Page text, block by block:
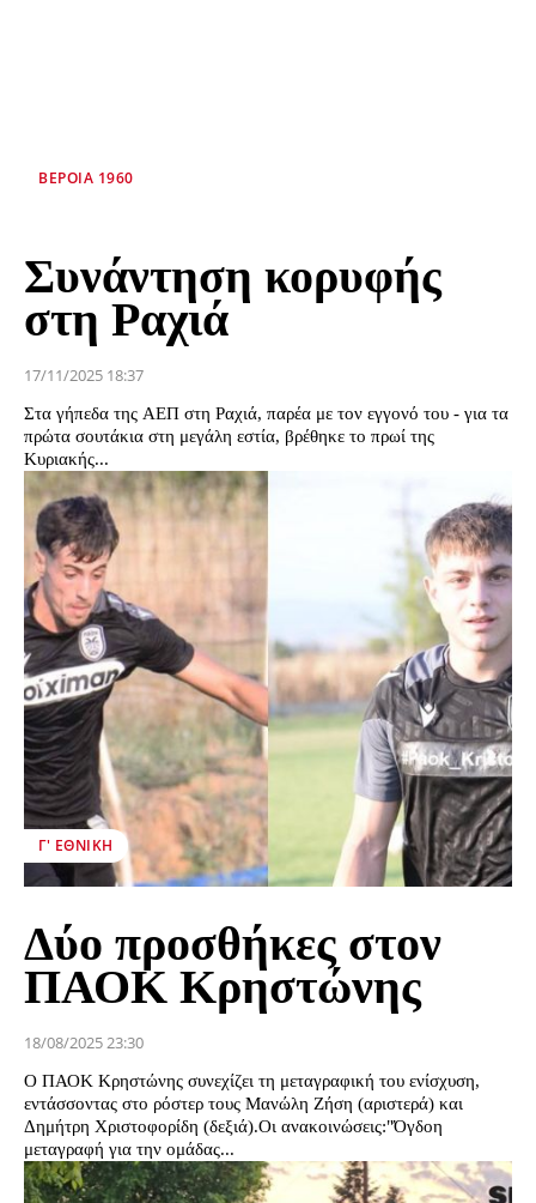
ΒΕΡΟΙΑ 1960
Συνάντηση κορυφής
στη Ραχιά
17/11/2025 18:37
Στα γήπεδα της ΑΕΠ στη Ραχιά, παρέα με τον εγγονό του - για τα
πρώτα σουτάκια στη μεγάλη εστία, βρέθηκε το πρωί της
Κυριακής...
Γ' ΕΘΝΙΚΉ
Δύο προσθήκες στον
ΠΑΟΚ Κρηστώνης
18/08/2025 23:30
Ο ΠΑΟΚ Κρηστώνης συνεχίζει τη μεταγραφική του ενίσχυση,
εντάσσοντας στο ρόστερ τους Μανώλη Ζήση (αριστερά) και
Δημήτρη Χριστοφορίδη (δεξιά).Οι ανακοινώσεις:"Όγδοη
μεταγραφή για την ομάδας...